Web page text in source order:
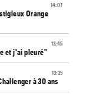
14:07
Orange
13:45
et j'ai pleuré"
13:25
à 30 ans